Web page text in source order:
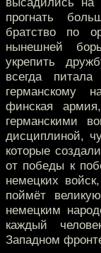
прогнать
братство по
нынешней
укрепить
всегда
германскому
финская
германскими
дисциплиной,
которые
от победы к
немецких
поймёт
немецким
каждый
Западном